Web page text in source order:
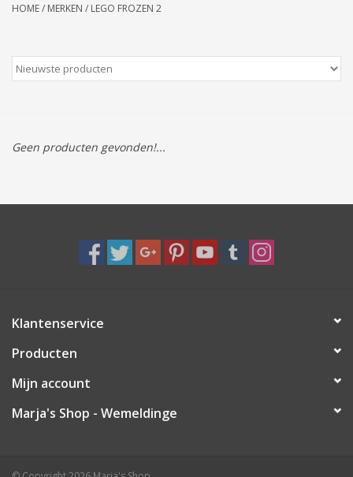
Wenskaarten
Tassen/Portemonnee
Boeken
Speelgoed & hobby
Cadeau & feest
Contact/Locatie
HOME/ MERKEN / LEGO FROZEN 2
Geen producten gevonden!...
Klantenservice
Producten
Mijn account
Marja's Shop - Wemeldinge